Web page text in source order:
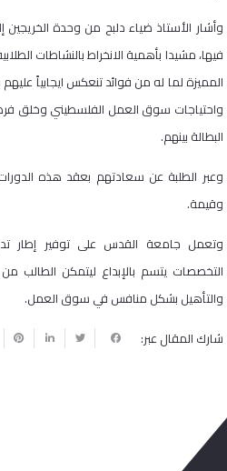
وأشار الأستاذ ضياء دلبح من وحدة الخريجين
فيها، مشيدا بأهمية الانخراط بالنشاطات
المميزة لما له من فوائد تنعكس ايجابياً
واحتياجات سوق العمل الفلسطيني وخلق
البطالة بينهم.
وعبر الطلبة عن سعادتهم بعقد هذه
وقيمة.
وتعمل جامعة القدس على توفير إطار
التخصصات يتسم بالإبداع ليتمكن الطالب
والتأهيل بشكل منافس في سوق العمل.
شارك المقال عبر: